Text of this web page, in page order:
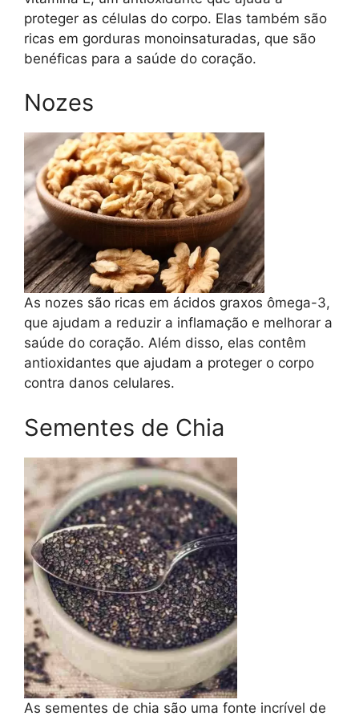
proteger as células do corpo. Elas também são
ricas em gorduras monoinsaturadas, que são
benéficas para a saúde do coração.
Nozes
As nozes são ricas em ácidos graxos ômega-3,
que ajudam a reduzir a inflamação e melhorar a
saúde do coração. Além disso, elas contêm
antioxidantes que ajudam a proteger o corpo
contra danos celulares.
Sementes de Chia
As sementes de chia são uma fonte incrível de